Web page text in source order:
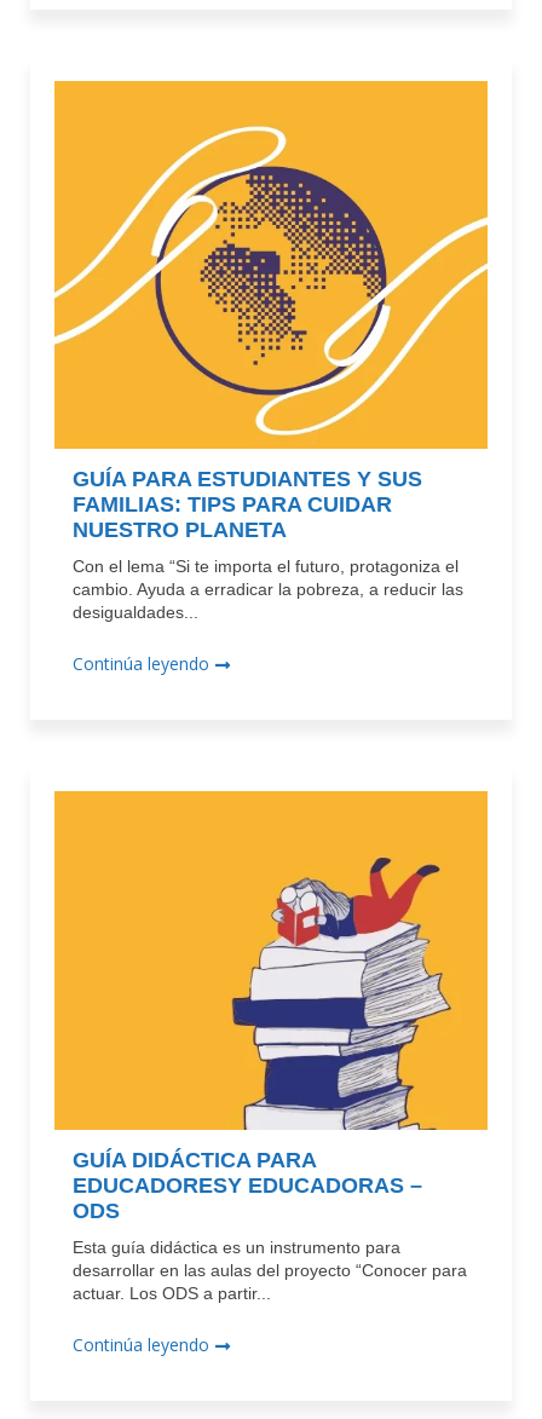
GUÍA PARA ESTUDIANTES Y SUS
FAMILIAS: TIPS PARA CUIDAR
NUESTRO PLANETA
Con el lema “Si te importa el futuro, protagoniza el
cambio. Ayuda a erradicar la pobreza, a reducir las
desigualdades...
Continúa leyendo
GUÍA DIDÁCTICA PARA
EDUCADORESY EDUCADORAS –
ODS
Esta guía didáctica es un instrumento para
desarrollar en las aulas del proyecto “Conocer para
actuar. Los ODS a partir...
Continúa leyendo